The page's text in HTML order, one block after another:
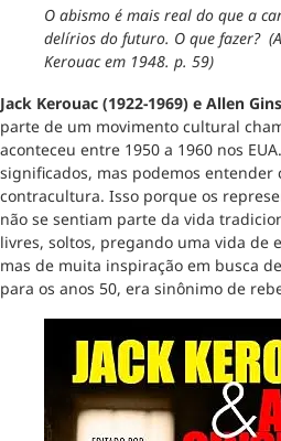
O abismo é mais real do que a
delírios do futuro. O que fazer?
Kerouac em 1948. p. 59)
Jack Kerouac (1922-1969) e Allen
parte de um movimento cultural
aconteceu entre 1950 a 1960 nos
significados, mas podemos entender
contracultura. Isso porque os
não se sentiam parte da vida
livres, soltos, pregando uma vida de
mas de muita inspiração em busca
para os anos 50, era sinônimo de